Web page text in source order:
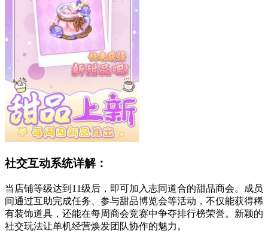
社交互动系统详解：
当店铺等级达到11级后，即可加入志同道合的甜品商会。成员
间通过互助完成任务、参与甜品博览会等活动，不仅能获得稀
有装饰道具，还能在每周商会竞赛中争夺排行榜荣誉。新颖的
社交玩法让单机经营焕发团队协作的魅力。